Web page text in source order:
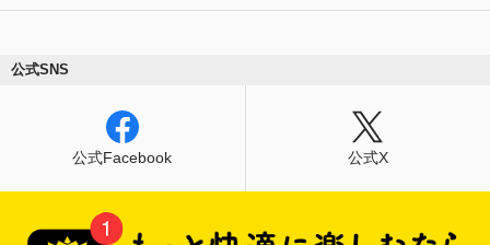
公式SNS
公式Facebook 公式X